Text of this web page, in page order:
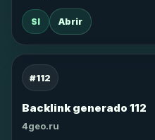
SI Abrir
#112
Backlink generado 112
4geo.ru